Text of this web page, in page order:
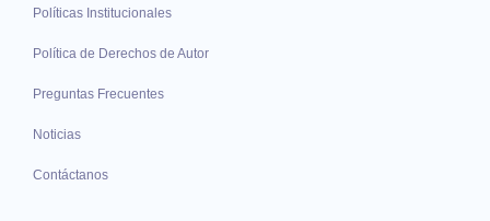
Políticas Institucionales
Política de Derechos de Autor
Preguntas Frecuentes
Noticias
Contáctanos